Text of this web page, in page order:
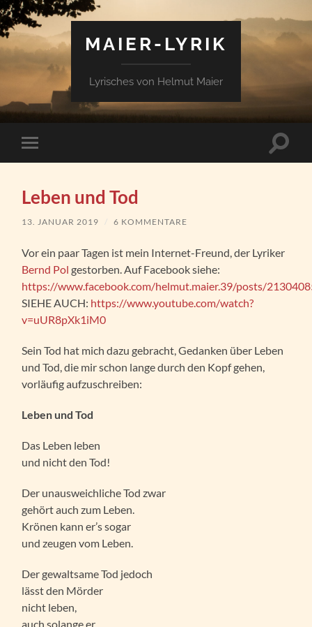
MAIER-LYRIK
Lyrisches von Helmut Maier
Mobile-
Menü
Leben und Tod
13. JANUAR 2019 / 6 KOMMENTARE
Vor ein paar Tagen ist mein Internet-Freund, der Lyriker
Bernd Pol gestorben. Auf Facebook siehe:
https://www.facebook.com/helmut.maier.39/posts/
SIEHE AUCH: https://www.youtube.com/watch?
v=uUR8pXk1iM0
Sein Tod hat mich dazu gebracht, Gedanken über Leben
und Tod, die mir schon lange durch den Kopf gehen,
vorläufig aufzuschreiben:
Leben und Tod
Das Leben leben
und nicht den Tod!
Der unausweichliche Tod zwar
gehört auch zum Leben.
Krönen kann er’s sogar
und zeugen vom Leben.
Der gewaltsame Tod jedoch
lässt den Mörder
nicht leben,
auch solange er